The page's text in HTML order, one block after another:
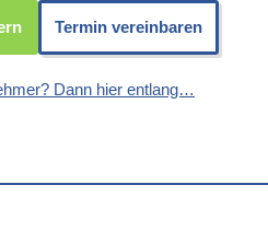
Termin vereinbaren
Dann hier entlang…